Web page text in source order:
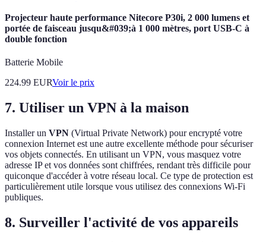
Projecteur haute performance Nitecore P30i, 2 000 lumens et
portée de faisceau jusqu&#039;à 1 000 mètres, port USB-C à
double fonction
Batterie Mobile
224.99 EURVoir le prix
7. Utiliser un VPN à la maison
Installer un VPN (Virtual Private Network) pour encrypté votre
connexion Internet est une autre excellente méthode pour sécuriser
vos objets connectés. En utilisant un VPN, vous masquez votre
adresse IP et vos données sont chiffrées, rendant très difficile pour
quiconque d'accéder à votre réseau local. Ce type de protection est
particulièrement utile lorsque vous utilisez des connexions Wi-Fi
publiques.
8. Surveiller l'activité de vos appareils